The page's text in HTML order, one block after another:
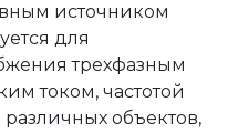
источником
для
трехфазным
током, частотой
объектов,